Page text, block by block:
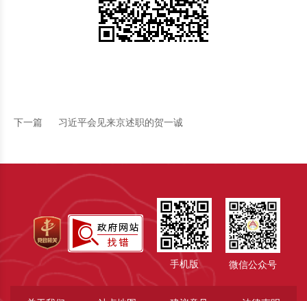
下一篇 习近平会见来京述职的贺一诚
手机版 微信公众号